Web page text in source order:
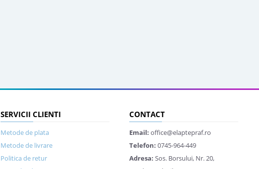
SERVICII CLIENTI
Metode de plata
Metode de livrare
Politica de retur
CONTACT
Email: office@elaptepraf.ro
Telefon: 0745-964-449
Adresa: Sos. Borsului, Nr. 20,